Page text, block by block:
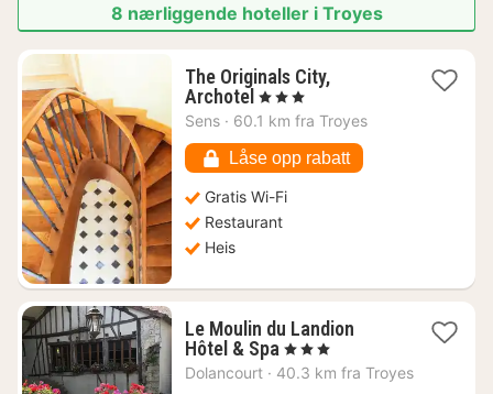
8 nærliggende hoteller i Troyes
The Originals City,
Archotel 1
natt
770
kr.
, 3 Stjerner
Sens · 60.1 km fra Troyes
Låse opp rabatt
Gratis Wi-Fi
Restaurant
Heis
Le Moulin du Landion
Hôtel & Spa 1
natt
, 3 Stjerner
Dolancourt · 40.3 km fra Troyes